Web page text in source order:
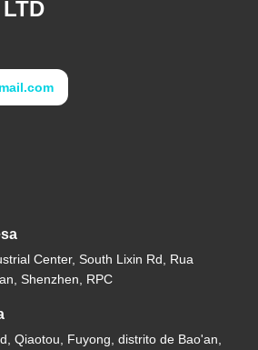
Center, South Lixin Rd, Rua
Shenzhen, RPC
Qiaotou, Fuyong, distrito de Bao'an,